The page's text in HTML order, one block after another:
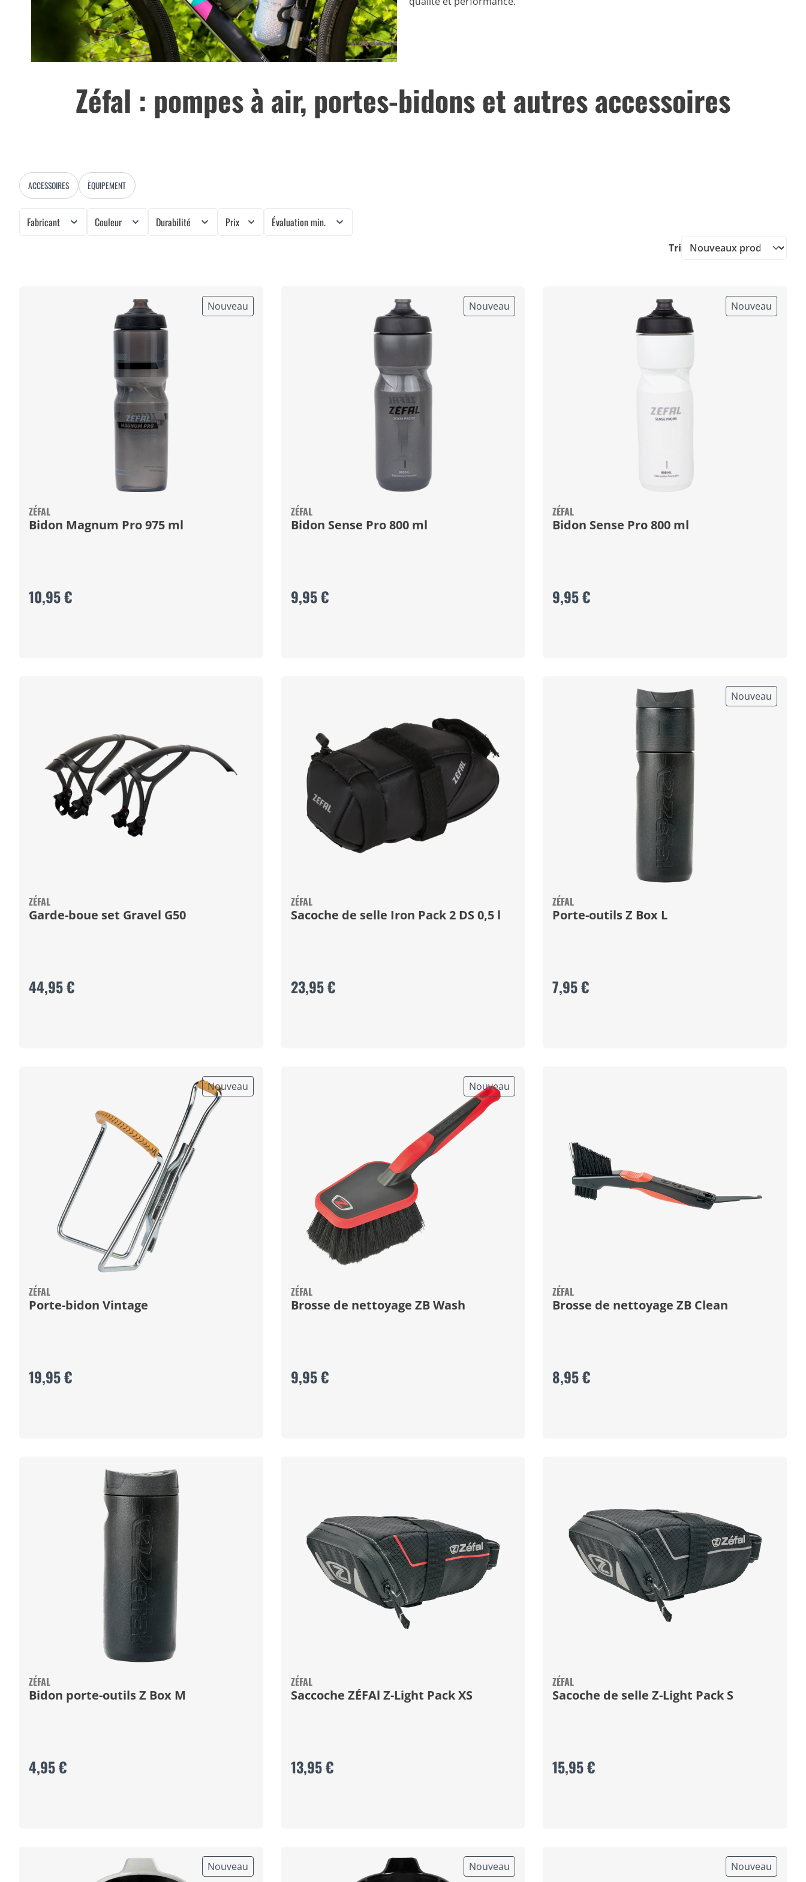
Zéfal : pompes à air, portes-bidons et autres accessoires
ACCESSOIRES ÈQUIPEMENT
Fabricant Couleur Durabilité Prix Évaluation min.
Tri
Nouveau
ZÉFAL
Bidon Magnum Pro 975 ml
10,95 €
Nouveau
ZÉFAL
Bidon Sense Pro 800 ml
9,95 €
Nouveau
ZÉFAL
Bidon Sense Pro 800 ml
9,95 €
ZÉFAL
Garde-boue set Gravel G50
44,95 €
ZÉFAL
Sacoche de selle Iron Pack 2 DS 0,5 l
23,95 €
Nouveau
ZÉFAL
Porte-outils Z Box L
7,95 €
Nouveau
ZÉFAL
Porte-bidon Vintage
19,95 €
Nouveau
ZÉFAL
Brosse de nettoyage ZB Wash
9,95 €
ZÉFAL
Brosse de nettoyage ZB Clean
8,95 €
ZÉFAL
Bidon porte-outils Z Box M
4,95 €
ZÉFAL
Saccoche ZÉFAl Z-Light Pack XS
13,95 €
ZÉFAL
Sacoche de selle Z-Light Pack S
15,95 €
Nouveau Nouveau Nouveau